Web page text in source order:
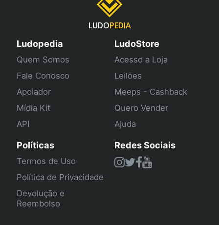
LUDOPEDIA
Ludopedia
Quem Somos
Fale Conosco
Apoiador
Mídia Kit
API
LudoStore
Acesso a Loja
Leilões
Meeps - Cashback
Quero Vender
Ajuda
Políticas
Termos de Uso
Política de Privacidade
Devolução e
Reembolso
Redes Sociais